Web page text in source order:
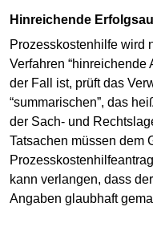
Hinreichende
Prozesskostenhilfe wird
Verfahren “hinreichende
der Fall ist, prüft das
“summarischen”, das
der Sach- und
Tatsachen müssen dem
kann verlangen, dass
Angaben glaubhaft